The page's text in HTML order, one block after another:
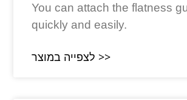
You can attach the flatness
quickly and easily.
לצפייה במוצר >>